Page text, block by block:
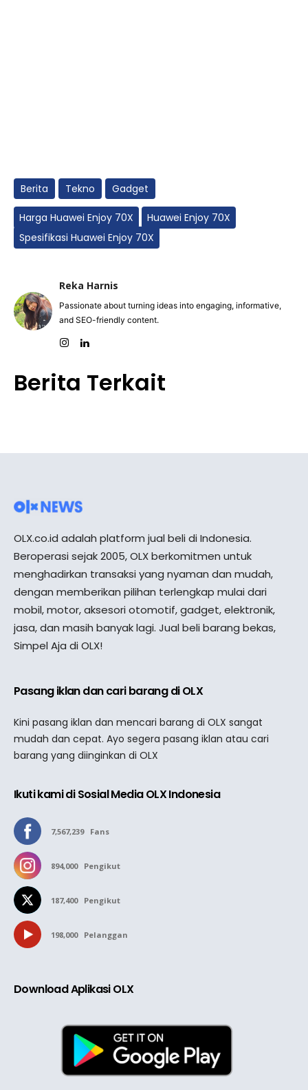
Berita Tekno Gadget
Harga Huawei Enjoy 70X
Huawei Enjoy 70X
Spesifikasi Huawei Enjoy 70X
Reka Harnis
Passionate about turning ideas into engaging, informative,
and SEO-friendly content.
Berita Terkait
OLX.co.id adalah platform jual beli di Indonesia.
Beroperasi sejak 2005, OLX berkomitmen untuk
menghadirkan transaksi yang nyaman dan mudah,
dengan memberikan pilihan terlengkap mulai dari
mobil, motor, aksesori otomotif, gadget, elektronik,
jasa, dan masih banyak lagi. Jual beli barang bekas,
Simpel Aja di OLX!
Pasang iklan dan cari barang di OLX
Kini pasang iklan dan mencari barang di OLX sangat
mudah dan cepat. Ayo segera pasang iklan atau cari
barang yang diinginkan di OLX
Ikuti kami di Sosial Media OLX Indonesia
7,567,239 Fans
894,000 Pengikut
187,400 Pengikut
198,000 Pelanggan
Download Aplikasi OLX